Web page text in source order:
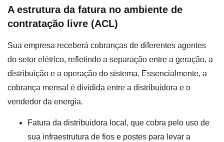
A estrutura da fatura no ambiente de
contratação livre (ACL)
Sua empresa receberá cobranças de diferentes agentes
do setor elétrico, refletindo a separação entre a geração, a
distribuição e a operação do sistema. Essencialmente, a
cobrança mensal é dividida entre a distribuidora e o
vendedor da energia.
Fatura da distribuidora local, que cobra pelo uso de
sua infraestrutura de fios e postes para levar a